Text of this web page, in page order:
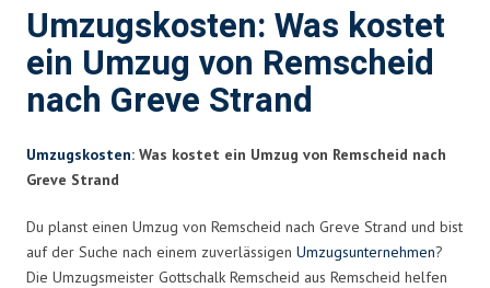
Umzugskosten: Was kostet
ein Umzug von Remscheid
nach Greve Strand
Umzugskosten: Was kostet ein Umzug von Remscheid nach
Greve Strand
Du planst einen Umzug von Remscheid nach Greve Strand und bist
auf der Suche nach einem zuverlässigen Umzugsunternehmen?
Die Umzugsmeister Gottschalk Remscheid aus Remscheid helfen